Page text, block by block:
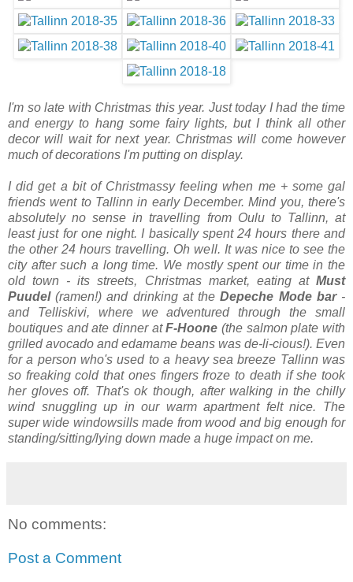
I'm so late with Christmas this year. Just today I had the time
and energy to hang some fairy lights, but I think all other
decor will wait for next year. Christmas will come however
much of decorations I'm putting on display.
I did get a bit of Christmassy feeling when me + some gal
friends went to Tallinn in early December. Mind you, there's
absolutely no sense in travelling from Oulu to Tallinn, at
least just for one night. I basically spent 24 hours there and
the other 24 hours travelling. Oh well. It was nice to see the
city after such a long time. We mostly spent our time in the
old town - its streets, Christmas market, eating at Must
Puudel(ramen!) and drinking at theDepeche Mode bar-
and Telliskivi, where we adventured through the small
boutiques and ate dinner atF-Hoone (the salmon plate with
grilled avocado and edamame beans was de-li-cious!). Even
for a person who's used to a heavy sea breeze Tallinn was
so freaking cold that ones fingers froze to death if she took
her gloves off. That's ok though, after walking in the chilly
wind snuggling up in our warm apartment felt nice. The
super wide windowsills made from wood and big enough for
standing/sitting/lying down made a huge impact on me.
No comments:
Post a Comment